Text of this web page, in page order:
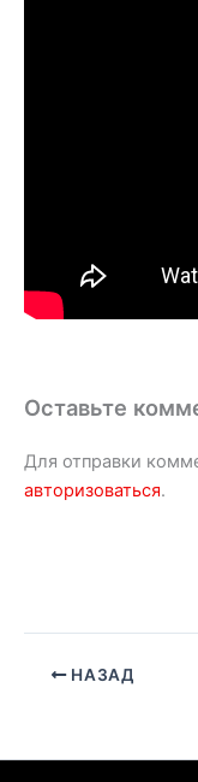
Оставьте
Для отправки
авторизоваться.
НАЗАД